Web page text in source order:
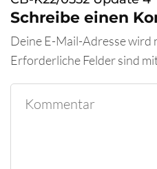
Schreibe einen
Deine E-Mail-Adresse
Erforderliche Felder sind